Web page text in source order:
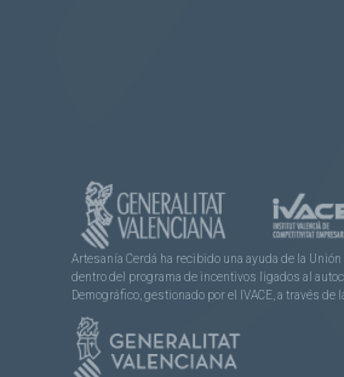
Artesanía Cerdá ha recibido una ayuda de la
dentro del programa de incentivos ligados al
Demográfico, gestionado por el IVACE, a través